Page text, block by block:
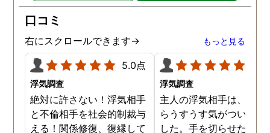
が、長年の経験とプロの対
応力を持ってして、見事に
証拠を掴んでくれました。
調査内容も料金も納得。何
より、信頼できます。 私
に、一歩踏み出す勇気と戦
う力を与えてくれた旭法さ
んには感謝しています。
口コミ
右にスクロールできます→ もっと見る
5.0点
浮気調査
絶対に許さない！浮気相手
と不倫相手を社会的制裁与
える！関係修復、復縁して
浮気調査
主人の浮気相手は、以前
らうすうす気がついてい
した。手を切らせたくて